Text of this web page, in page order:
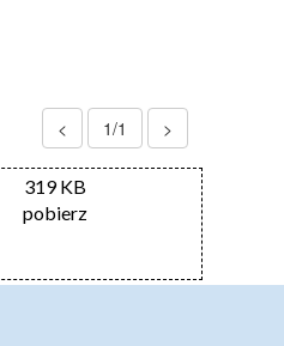
< 1/1 >
319 KB
pobierz